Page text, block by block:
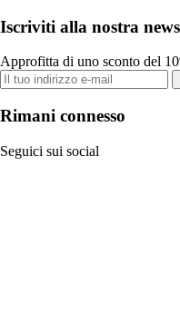
Iscriviti alla nostra
Approfitta di uno sconto del
Rimani connesso
Seguici sui social